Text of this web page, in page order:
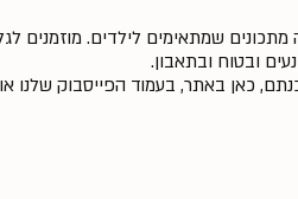
שמתאימים לילדים. מוזמנים
ובטוח ובתאבון.
כאן באתר, בעמוד הפייסבוק שלנו